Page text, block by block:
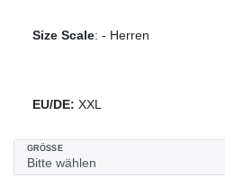
Size Scale: - Herren
EU/DE: XXL
GRÖSSE